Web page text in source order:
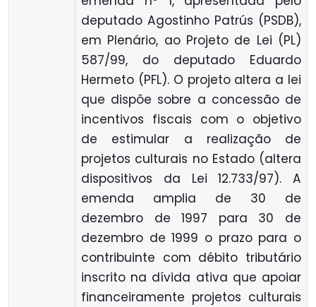
deputado Agostinho Patrús (PSDB),
em Plenário, ao Projeto de Lei (PL)
587/99, do deputado Eduardo
Hermeto (PFL). O projeto altera a lei
que dispõe sobre a concessão de
incentivos fiscais com o objetivo
de estimular a realização de
projetos culturais no Estado (altera
dispositivos da Lei 12.733/97). A
emenda amplia de 30 de
dezembro de 1997 para 30 de
dezembro de 1999 o prazo para o
contribuinte com débito tributário
inscrito na dívida ativa que apoiar
financeiramente projetos culturais